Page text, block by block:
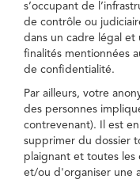
s’occupant de
de contrôle ou
dans un cadre légal et
finalités mentionnées
de confidentialité.
Par ailleurs, votre
des personnes
contrevenant). Il est
supprimer du dossier
plaignant et toutes les
et/ou d'organiser une